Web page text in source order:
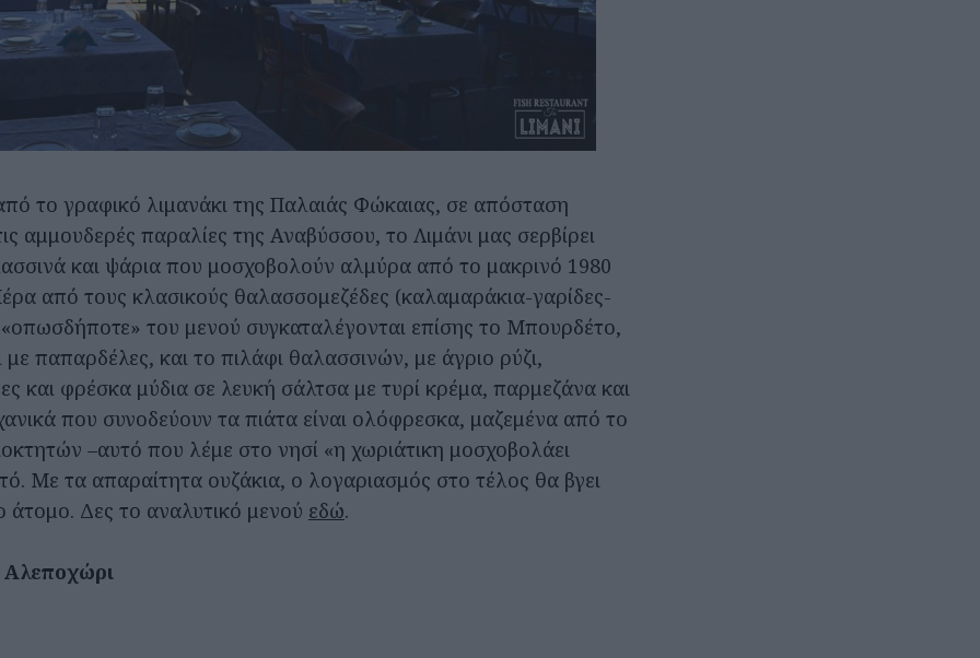
το γραφικό λιμανάκι της Παλαιάς Φώκαιας, σε απόσταση
αμμουδερές παραλίες της Αναβύσσου, το Λιμάνι μας σερβίρει
και ψάρια που μοσχοβολούν αλμύρα από το μακρινό 1980
από τους κλασικούς θαλασσομεζέδες (καλαμαράκια-γαρίδες-
του μενού συγκαταλέγονται επίσης το Μπουρδέτο,
με παπαρδέλες, και το πιλάφι θαλασσινών, με άγριο ρύζι,
και φρέσκα μύδια σε λευκή σάλτσα με τυρί κρέμα, παρμεζάνα και
που συνοδεύουν τα πιάτα είναι ολόφρεσκα, μαζεμένα από το
–αυτό που λέμε στο νησί «η χωριάτικη μοσχοβολάει
Με τα απαραίτητα ουζάκια, ο λογαριασμός στο τέλος θα βγει
Δες το αναλυτικό μενού εδώ.